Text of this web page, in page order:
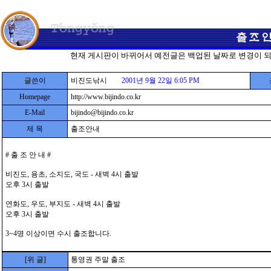
현재 게시판이 바뀌어서 예전글은 백업된 날짜로 변경이
글쓴이 비진도낚시 2001년 9월 22일 6:05 PM
Homepage
http://www.bijindo.co.kr
E-Mail
bijindo@bijindo.co.kr
제 목
출조안내
# 출 조 안 내 #
비진도, 용초, 소지도, 국도 - 새벽 4시 출발
오후 3시 출발
연화도, 우도, 부지도 - 새벽 4시 출발
오후 3시 출발
3~4명 이상이면 수시 출조합니다.
[위 글]
통영권 주말 출조